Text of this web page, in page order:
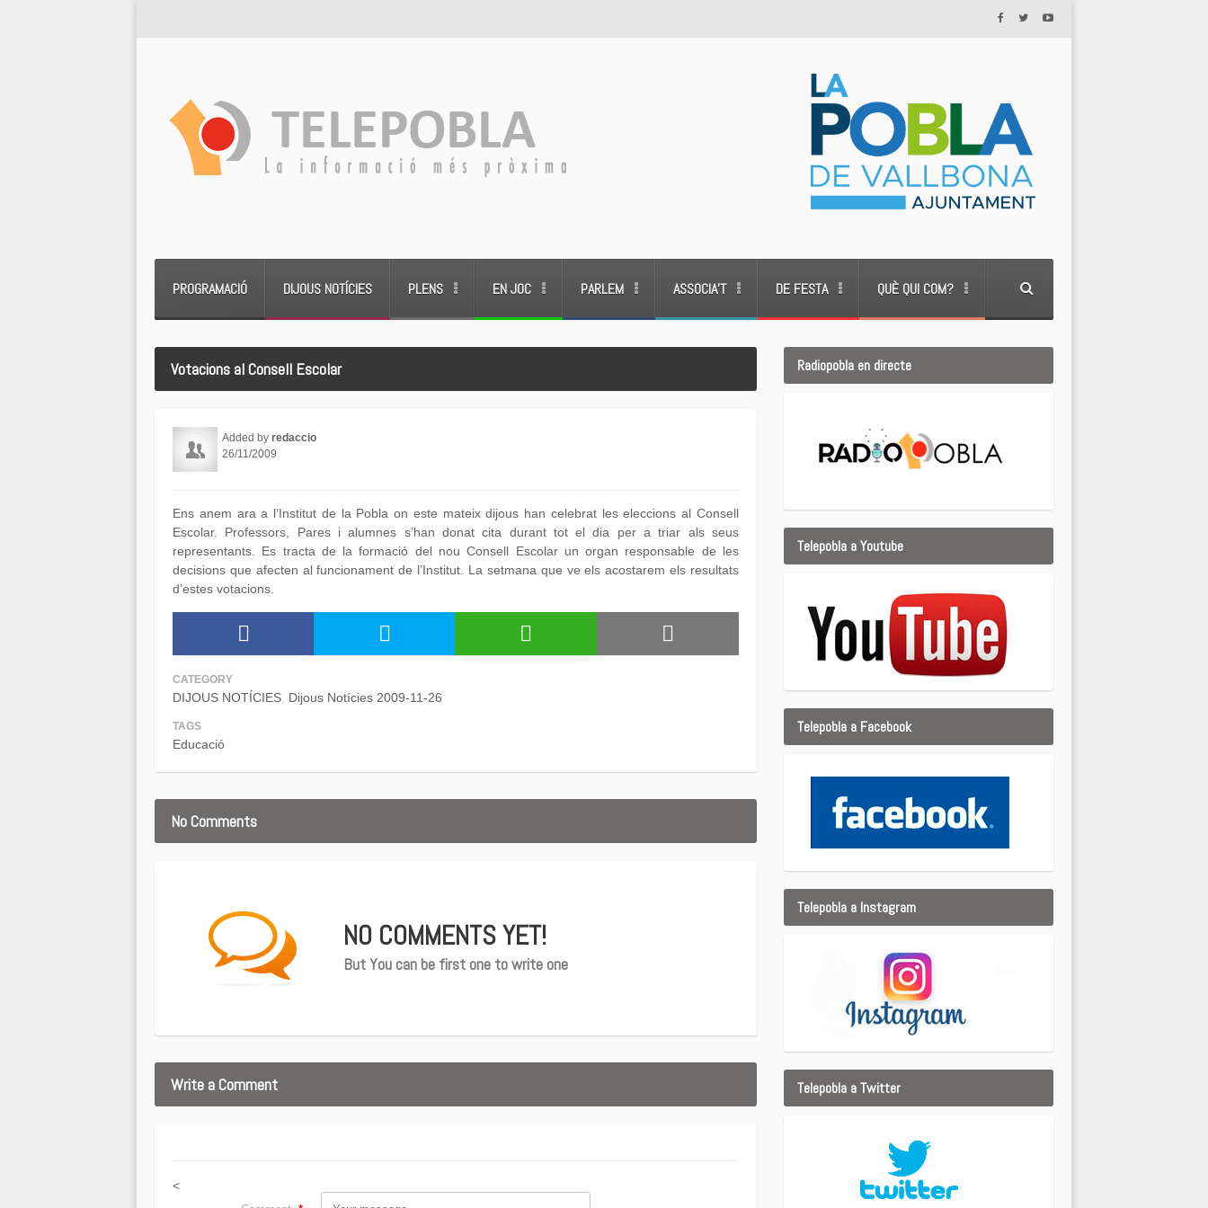
PROGRAMACIÓ DIJOUS NOTÍCIES PLENS EN JOC PARLEM ASSOCIA’T DE FESTA QUÈ QUI COM?
Votacions al Consell Escolar
Added by redaccio
26/11/2009
Ens anem ara a l’Institut de la Pobla on este mateix dijous han celebrat les eleccions al Consell
Escolar. Professors, Pares i alumnes s’han donat cita durant tot el dia per a triar als seus
representants. Es tracta de la formació del nou Consell Escolar un organ responsable de les
decisions que afecten al funcionament de l’Institut. La setmana que ve els acostarem els resultats
d’estes votacions.
CATEGORY
DIJOUS NOTÍCIES Dijous Notícies 2009-11-26
TAGS
Educació
No Comments
NO COMMENTS YET!
But You can be first one to write one
Write a Comment
<
Radiopobla en directe
Telepobla a Youtube
Telepobla a Facebook
Telepobla a Instagram
Telepobla a Twitter